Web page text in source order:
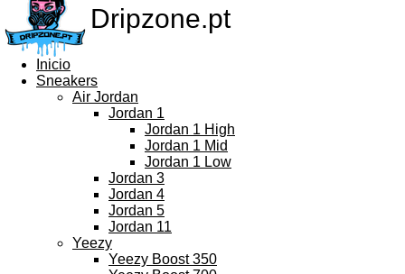
Dripzone.pt
Inicio
Sneakers
Air Jordan
Jordan 1
Jordan 1 High
Jordan 1 Mid
Jordan 1 Low
Jordan 3
Jordan 4
Jordan 5
Jordan 11
Yeezy
Yeezy Boost 350